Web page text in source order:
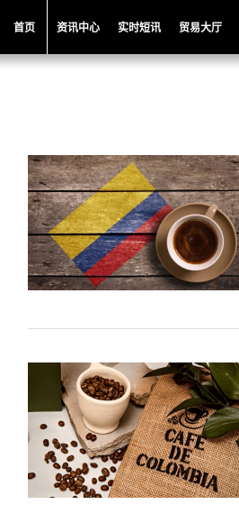
首页 资讯中心 实时短讯 贸易大厅